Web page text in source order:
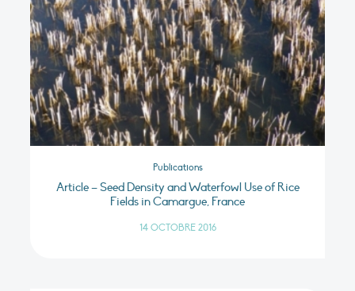
Publications
Article – Seed Density and Waterfowl Use of Rice
Fields in Camargue, France
14 OCTOBRE 2016